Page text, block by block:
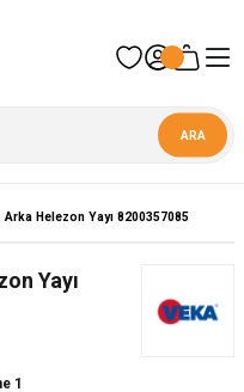
ARA
Arka Helezon Yayı 8200357085
Yayı
1